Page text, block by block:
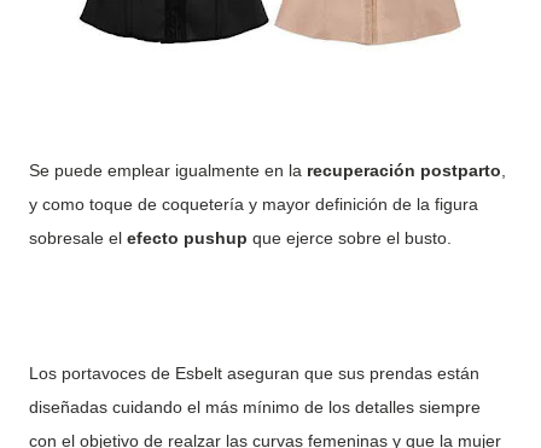
Se puede emplear igualmente en la recuperación postparto,
y como toque de coquetería y mayor definición de la figura
sobresale el efecto pushup que ejerce sobre el busto.
Los portavoces de Esbelt aseguran que sus prendas están
diseñadas cuidando el más mínimo de los detalles siempre
con el objetivo de realzar las curvas femeninas y que la mujer